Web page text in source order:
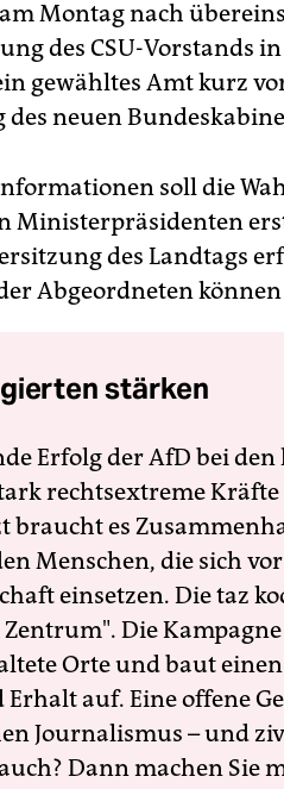
Montag nach
des CSU-Vorstands
gewähltes Amt kurz
neuen
soll die
Ministerpräsidenten
des Landtags
Abgeordneten
stärken
Erfolg der AfD bei
rechtsextreme
braucht es
Menschen, die sich
einsetzen. Die taz
Die
Orte und baut
Erhalt auf. Eine offene
Journalismus – und
Dann machen Sie